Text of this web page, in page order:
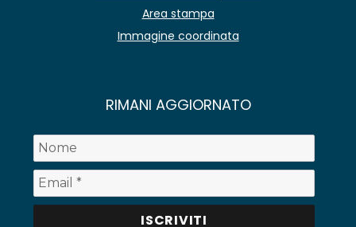
Area stampa
Immagine coordinata
RIMANI AGGIORNATO